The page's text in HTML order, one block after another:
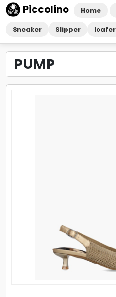
Piccolino Home
Sneaker Slipper loafer
PUMP